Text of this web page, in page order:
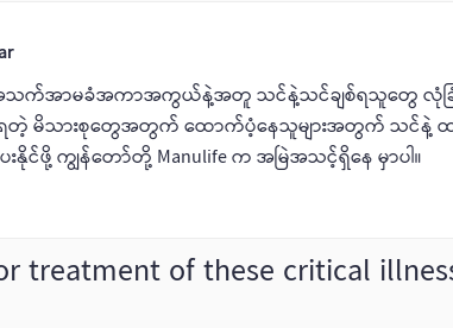
သက်အာမခံအကာအကွယ်နဲ့အတူ သင်နဲ့သင်ချစ်ရသူတွေ လုံခြုံစိတ်
စ်ရတဲ့ မိသားစုတွေအတွက် ထောက်ပံ့နေသူများအတွက် သင်နဲ့
းနိုင်ဖို့ ကျွန်တော်တို့ Manulife က အမြဲအသင့်ရှိနေ မှာပါ။
treatment of these critical